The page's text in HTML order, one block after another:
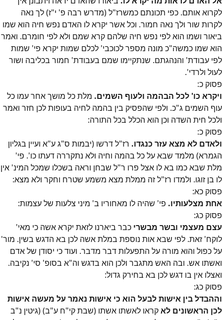
לקרוא אותם. כפי תכונתם כמשרז"ל (מדרש רבה פ' י"ז) לך נאה
לקרות שור ולך נאה חמור. וכל אשר יקרא לו האדם נפש חיה הוא שמו
ביאור ושמו הוא לפי נפש חיה שלהם קרא שמם ולא לפי חומרם. ואמר
הוא שמו כמשה"כ מונה מספר לכוכבי' לכלם שמות יקרא פי' שמות
לפי עבודת' והנהגתם. שנתקיימו שמם בעבודת' חמור בכליבה ושור
לעול ולרדי'.
פסוק כ:
ויקרא כו' לכל הבהמה ולעוף השמים. מלת כל מושך אחר עמו כל
עוף השמים ג"כ. ולפי שהפסיק בין בהמה לחיה בעופות לכן חזר ואמר
ולכל חית השדה וכן הוא הכלל בכל התורה:
פסוק כ:
ולאדם לא מצא עזר כנגדו. רז"ל דרשו (יבמות ס"ג ע"א ועיין בגליון
הגמרא) מלמד שבא על כל בהמה וחיה ולא נתקררה דעתו כו'. פי'
מלת שבא כמו בא לו אצל פרו ר"ל שבחן וראה בשכלו שמכל המינ' אין
לו בן זוגו. ולמדו רז"ל זה ממלת מצא משמע שטרח וחקר ולא מצא:
פסוק כא:
אחת מצלעותיו. פי' שהיה לו מאחוריו ב' מיני צלעות של עצמות:
פסוק כג:
עצם מעצמי ובשר מבשרי כבר ביארנו לזאת יקרא אשה כי מאי'
לוקח' זאת. לפי שבא אות נוספת במלת אשה לכן בא הדגש בשין. מור'
על כפול והוא מורה על התפעלות דבר מדבר. ועוד כי יסודן של אדם
ואשתו אש. ובה האש מתגבר ולכן הוא בדגש וה"א בסופ' סי' נקיבה.
ואצלו אין בו דגש לכן בא בחירק גדול:
פסוק כג:
וההבדל בין אישות לבעל הוא כי אישות נאמר על מעשה אישות
לכן הראשונים לאקראו לאשתו אשתו (שבת קי"ח ע"ב) (גיטין נ"ב